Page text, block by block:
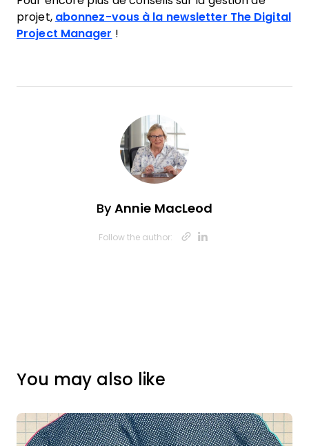
projet, abonnez-vous à la newsletter The Digital
Project Manager !
By Annie MacLeod
Follow the author: Opens new
You may also like